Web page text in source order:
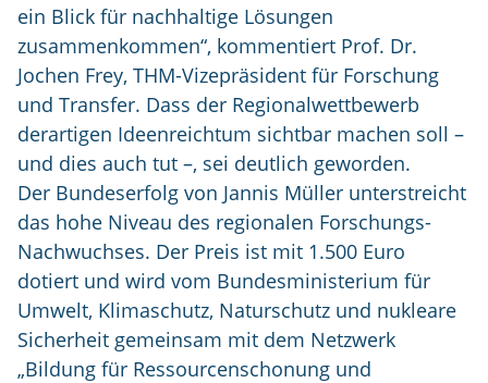
ein Blick für nachhaltige Lösungen
zusammenkommen“, kommentiert Prof. Dr.
Jochen Frey, THM-Vizepräsident für Forschung
und Transfer. Dass der Regionalwettbewerb
derartigen Ideenreichtum sichtbar machen soll –
und dies auch tut –, sei deutlich geworden.
Der Bundeserfolg von Jannis Müller unterstreicht
das hohe Niveau des regionalen Forschungs-
Nachwuchses. Der Preis ist mit 1.500 Euro
dotiert und wird vom Bundesministerium für
Umwelt, Klimaschutz, Naturschutz und nukleare
Sicherheit gemeinsam mit dem Netzwerk
„Bildung für Ressourcenschonung und